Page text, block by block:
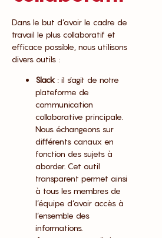
Dans le but d’avoir le cadre de
travail le plus collaboratif et
efficace possible, nous utilisons
divers outils :
Slack : il s’agit de notre
plateforme de
communication
collaborative principale.
Nous échangeons sur
différents canaux en
fonction des sujets à
aborder. Cet outil
transparent permet ainsi
à tous les membres de
l’équipe d’avoir accès à
l’ensemble des
informations.